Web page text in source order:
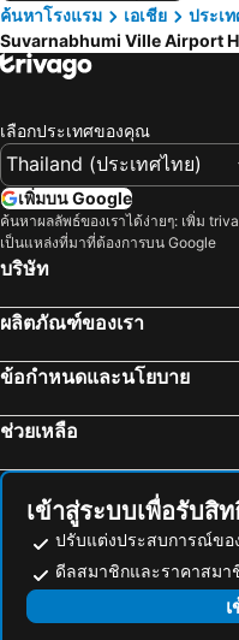
ค้นหาโรงแรม
เอเชีย ประเ
Suvarnabhumi Ville Airport
เลือกประเทศของคุณ
เพิ่มบน Google
ค้นหาผลลัพธ์ของเราได้ง่ายๆ: เพิ่ม
เป็นแหล่งที่มาที่ต้องการบน Google
บริษัท
ผลิตภัณฑ์ของเรา
ข้อกำหนดและนโยบาย
ช่วยเหลือ
เข้าสู่ระบบเพื่อรับสิ
ปรับแต่งประสบการณ์ข
ดีลสมาชิกและราคาสมา